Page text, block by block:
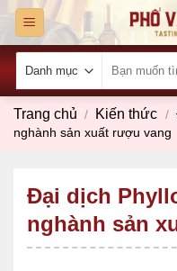
Skip
content
kiếm:
Trang chủ / Kiến thức /
nghành sản xuất rượu vang
Đại dịch
nghành sản